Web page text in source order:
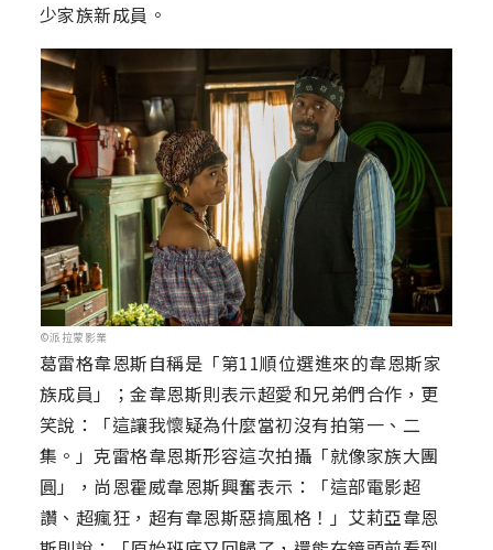
少家族新成員。
©派拉蒙影業
葛雷格韋恩斯自稱是「第11順位選進來的韋恩斯家
族成員」；金韋恩斯則表示超愛和兄弟們合作，更
笑說：「這讓我懷疑為什麼當初沒有拍第一、二
集。」克雷格韋恩斯形容這次拍攝「就像家族大團
圓」，尚恩霍威韋恩斯興奮表示：「這部電影超
讚、超瘋狂，超有韋恩斯惡搞風格！」艾莉亞韋恩